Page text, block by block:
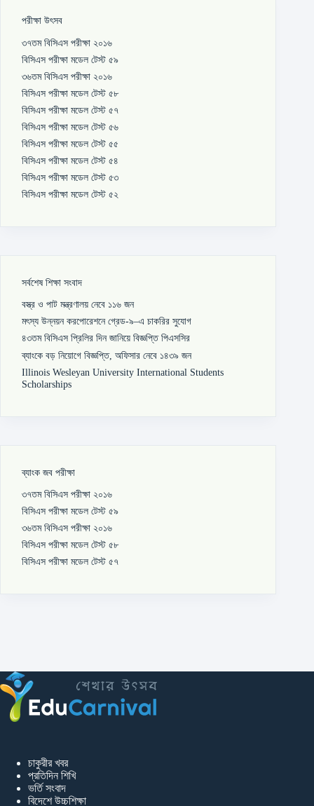
পরীক্ষা উৎসব
৩৭তম বিসিএস পরীক্ষা ২০১৬
বিসিএস পরীক্ষা মডেল টেস্ট ৫৯
৩৬তম বিসিএস পরীক্ষা ২০১৬
বিসিএস পরীক্ষা মডেল টেস্ট ৫৮
বিসিএস পরীক্ষা মডেল টেস্ট ৫৭
বিসিএস পরীক্ষা মডেল টেস্ট ৫৬
বিসিএস পরীক্ষা মডেল টেস্ট ৫৫
বিসিএস পরীক্ষা মডেল টেস্ট ৫৪
বিসিএস পরীক্ষা মডেল টেস্ট ৫৩
বিসিএস পরীক্ষা মডেল টেস্ট ৫২
সর্বশেষ শিক্ষা সংবাদ
বস্ত্র ও পাট মন্ত্রণালয় নেবে ১১৬ জন
মৎস্য উন্নয়ন করপোরেশনে গ্রেড-৯–এ চাকরির সুযোগ
৪৩তম বিসিএস প্রিলির দিন জানিয়ে বিজ্ঞপ্তি পিএসসির
ব্যাংকে বড় নিয়োগে বিজ্ঞপ্তি, অফিসার নেবে ১৪৩৯ জন
Illinois Wesleyan University International Students
Scholarships
ব্যাংক জব পরীক্ষা
৩৭তম বিসিএস পরীক্ষা ২০১৬
বিসিএস পরীক্ষা মডেল টেস্ট ৫৯
৩৬তম বিসিএস পরীক্ষা ২০১৬
বিসিএস পরীক্ষা মডেল টেস্ট ৫৮
বিসিএস পরীক্ষা মডেল টেস্ট ৫৭
চাকুরীর খবর
প্রতিদিন শিখি
ভর্তি সংবাদ
বিদেশে উচ্চশিক্ষা